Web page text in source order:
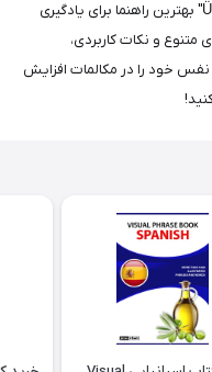
Übungsgrammatik für die Mittelstufe PLUS" بهترین راهنما برای یادگیری
و نکات کاربردی،
خود را در مکالمات افزایش